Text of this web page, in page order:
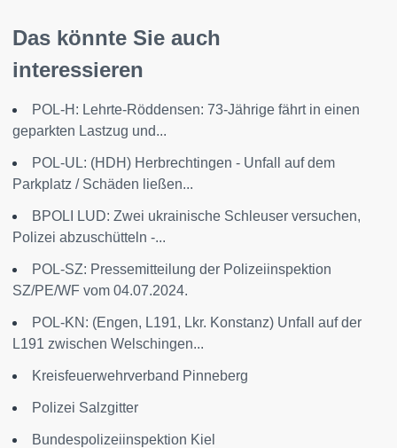
Das könnte Sie auch
interessieren
POL-H: Lehrte-Röddensen: 73-Jährige fährt in einen
geparkten Lastzug und...
POL-UL: (HDH) Herbrechtingen - Unfall auf dem
Parkplatz / Schäden ließen...
BPOLI LUD: Zwei ukrainische Schleuser versuchen,
Polizei abzuschütteln -...
POL-SZ: Pressemitteilung der Polizeiinspektion
SZ/PE/WF vom 04.07.2024.
POL-KN: (Engen, L191, Lkr. Konstanz) Unfall auf der
L191 zwischen Welschingen...
Kreisfeuerwehrverband Pinneberg
Polizei Salzgitter
Bundespolizeiinspektion Kiel